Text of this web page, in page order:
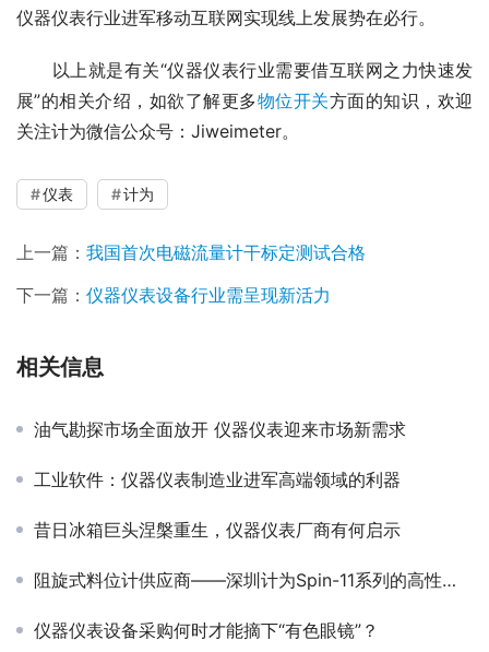
仪器仪表行业进军移动互联网实现线上发展势在必行。
以上就是有关“仪器仪表行业需要借互联网之力快速发
展”的相关介绍，如欲了解更多物位开关方面的知识，欢迎
关注计为微信公众号：Jiweimeter。
仪表 计为
上一篇： 我国首次电磁流量计干标定测试合格
下一篇： 仪器仪表设备行业需呈现新活力
相关信息
油气勘探市场全面放开 仪器仪表迎来市场新需求
工业软件：仪器仪表制造业进军高端领域的利器
昔日冰箱巨头涅槃重生，仪器仪表厂商有何启示
阻旋式料位计供应商——深圳计为Spin-11系列的高性能选择
仪器仪表设备采购何时才能摘下“有色眼镜”？